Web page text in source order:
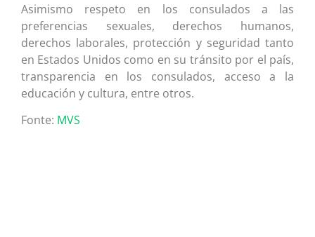
Asimismo respeto en los consulados a las
preferencias sexuales, derechos humanos,
derechos laborales, protección y seguridad tanto
en Estados Unidos como en su tránsito por el país,
transparencia en los consulados, acceso a la
educación y cultura, entre otros.
Fonte: MVS